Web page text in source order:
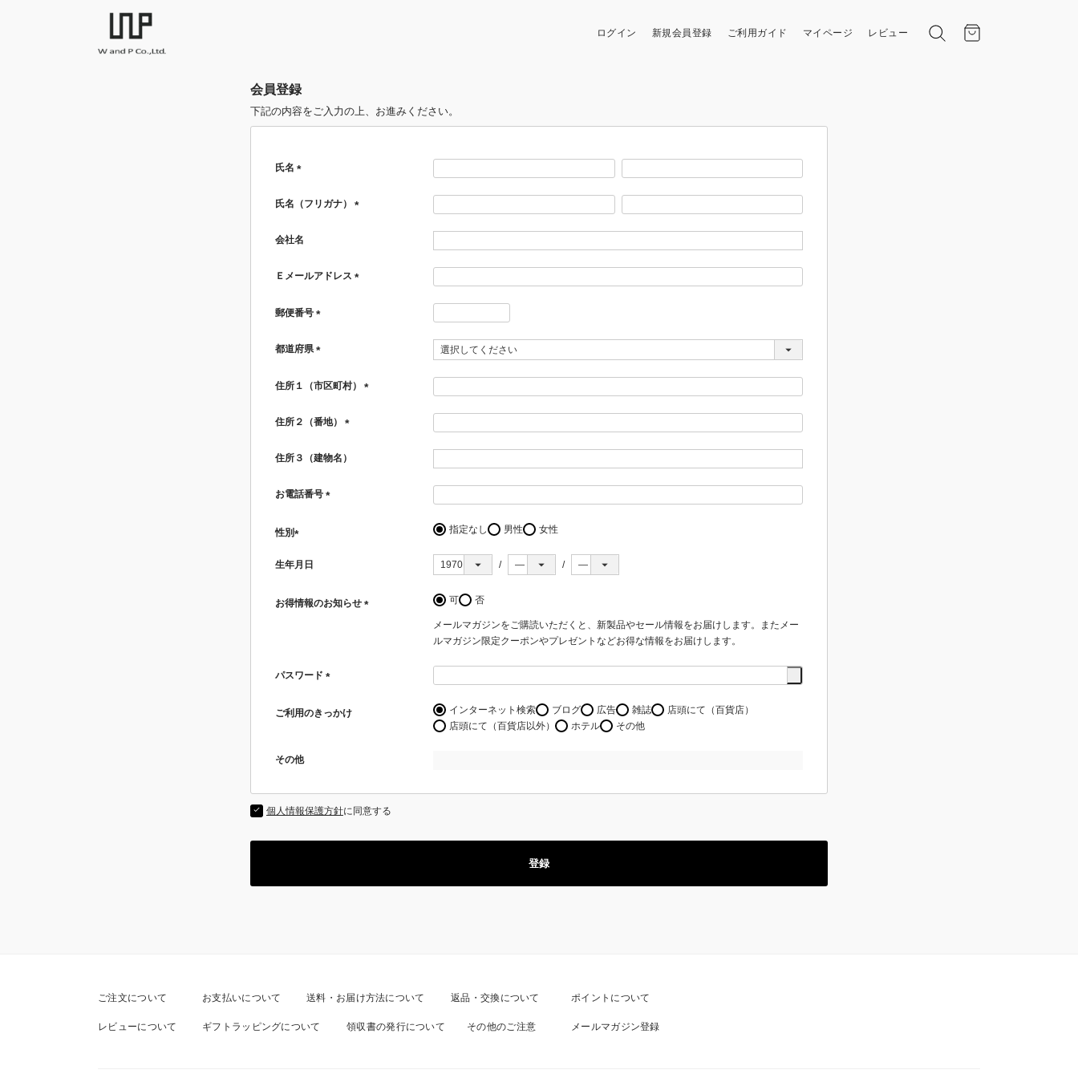
ログイン 新規会員登録 ご利用ガイド マイページ レビュー
会員登録
下記の内容をご入力の上、お進みください。
氏名
須)
氏名（フリガナ）
会社名
Ｅメールアドレス
郵便番号
須)
都道府県
須)
住所１（市区町村）
住所２（番地）
須)
住所３（建物名）
お電話番号
性別
須)
指定なし 男性 女性
生年月日
お得情報のお知らせ
可 否
メールマガジンをご購読いただくと、新製品やセール情報をお届けします。またメー
ルマガジン限定クーポンやプレゼントなどお得な情報をお届けします。
パスワード
須)
ご利用のきっかけ インターネット検索 ブログ 広告 雑誌
店頭にて（百貨店）
店頭にて（百貨店以外）
ホテル その他
その他
個人情報保護方針に同意する
登録
ご注文について お支払いについて 送料・お届け方法について 返品・交換について ポイントについて
レビューについて ギフトラッピングについて 領収書の発行について その他のご注意 メールマガジン登録